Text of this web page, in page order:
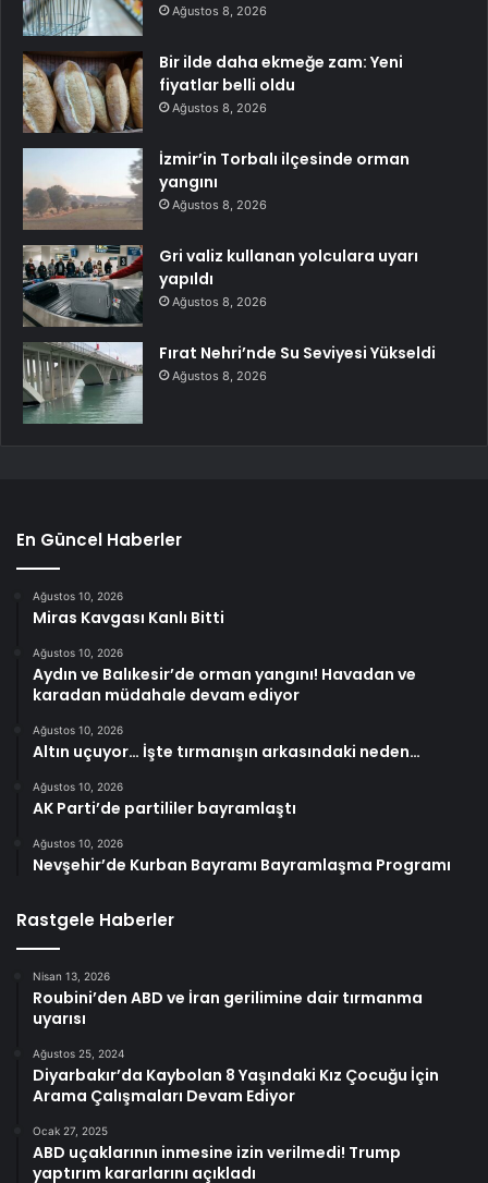
Ağustos 8, 2026
Bir ilde daha ekmeğe zam: Yeni
fiyatlar belli oldu
Ağustos 8, 2026
İzmir’in Torbalı ilçesinde orman
yangını
Ağustos 8, 2026
Gri valiz kullanan yolculara uyarı
yapıldı
Ağustos 8, 2026
Fırat Nehri’nde Su Seviyesi Yükseldi
Ağustos 8, 2026
En Güncel Haberler
Ağustos 10, 2026
Miras Kavgası Kanlı Bitti
Ağustos 10, 2026
Aydın ve Balıkesir’de orman yangını! Havadan ve
karadan müdahale devam ediyor
Ağustos 10, 2026
Altın uçuyor… İşte tırmanışın arkasındaki neden…
Ağustos 10, 2026
AK Parti’de partililer bayramlaştı
Ağustos 10, 2026
Nevşehir’de Kurban Bayramı Bayramlaşma Programı
Rastgele Haberler
Nisan 13, 2026
Roubini’den ABD ve İran gerilimine dair tırmanma
uyarısı
Ağustos 25, 2024
Diyarbakır’da Kaybolan 8 Yaşındaki Kız Çocuğu İçin
Arama Çalışmaları Devam Ediyor
Ocak 27, 2025
ABD uçaklarının inmesine izin verilmedi! Trump
yaptırım kararlarını açıkladı